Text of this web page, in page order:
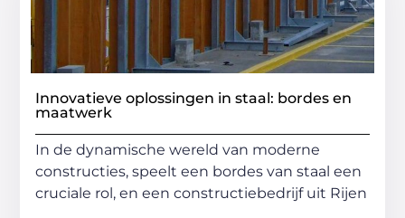
Innovatieve oplossingen in staal: bordes en
maatwerk
In de dynamische wereld van moderne
constructies, speelt een bordes van staal een
cruciale rol, en een constructiebedrijf uit Rijen